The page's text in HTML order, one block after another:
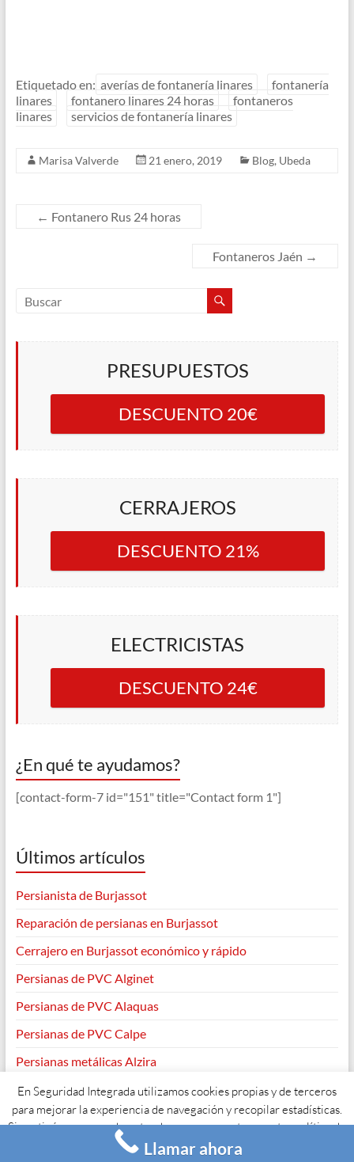
Etiquetado en: averías de fontanería linares
fontanería
linares
fontanero linares 24 horas
fontaneros
linares
servicios de fontanería linares
Marisa Valverde 21 enero, 2019 Blog, Ubeda
← Fontanero Rus 24 horas
Fontaneros Jaén →
PRESUPUESTOS
DESCUENTO 20€
CERRAJEROS
DESCUENTO 21%
ELECTRICISTAS
DESCUENTO 24€
¿En qué te ayudamos?
[contact-form-7 id="151" title="Contact form 1"]
Últimos artículos
Persianista de Burjassot
Reparación de persianas en Burjassot
Cerrajero en Burjassot económico y rápido
Persianas de PVC Alginet
Persianas de PVC Alaquas
Persianas de PVC Calpe
Persianas metálicas Alzira
Copyright © 2026. Todos los derechos reservados. TemaSpaciousde
ThemeGrill. Funciona con: WordPress
En Seguridad Integrada utilizamos cookies propias y de terceros
para mejorar la experiencia de navegación y recopilar estadísticas.
Si continúas navegando entendemos que aceptas nuestra política de
cookies y su uso.
Acepto Leer más
Llamar ahora